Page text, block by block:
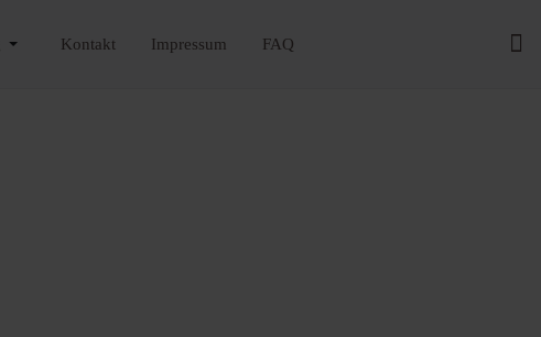
Kontakt Impressum FAQ